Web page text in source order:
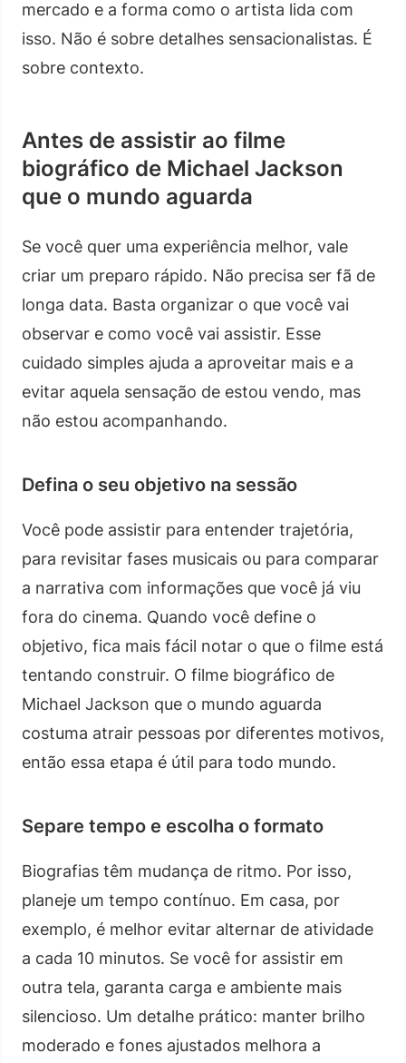
mercado e a forma como o artista lida com
isso. Não é sobre detalhes sensacionalistas. É
sobre contexto.
Antes de assistir ao filme
biográfico de Michael Jackson
que o mundo aguarda
Se você quer uma experiência melhor, vale
criar um preparo rápido. Não precisa ser fã de
longa data. Basta organizar o que você vai
observar e como você vai assistir. Esse
cuidado simples ajuda a aproveitar mais e a
evitar aquela sensação de estou vendo, mas
não estou acompanhando.
Defina o seu objetivo na sessão
Você pode assistir para entender trajetória,
para revisitar fases musicais ou para comparar
a narrativa com informações que você já viu
fora do cinema. Quando você define o
objetivo, fica mais fácil notar o que o filme está
tentando construir. O filme biográfico de
Michael Jackson que o mundo aguarda
costuma atrair pessoas por diferentes motivos,
então essa etapa é útil para todo mundo.
Separe tempo e escolha o formato
Biografias têm mudança de ritmo. Por isso,
planeje um tempo contínuo. Em casa, por
exemplo, é melhor evitar alternar de atividade
a cada 10 minutos. Se você for assistir em
outra tela, garanta carga e ambiente mais
silencioso. Um detalhe prático: manter brilho
moderado e fones ajustados melhora a